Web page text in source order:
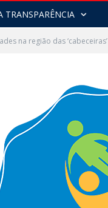
TRANSPARÊNCIA
na região das ‘cabeceiras’